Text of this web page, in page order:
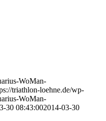
WoMan-
triathlon-loehne.de/wp-
WoMan-
30 08:43:002014-03-30